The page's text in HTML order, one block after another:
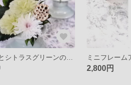
カラーとシトラスグリーンのカーネーションのお供え花～プリザープドフラワーの枯れない仏花～暑い季節のご準備に…
2,800円